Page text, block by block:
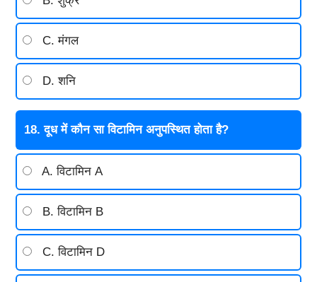
C. मंगल
D. शनि
18. दूध में कौन सा विटामिन अनुपस्थित होता है?
A. विटामिन A
B. विटामिन B
C. विटामिन D